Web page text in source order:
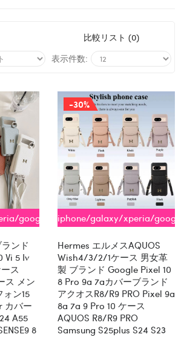
比較リスト (0)
表示件数:
google/aquos
ンド
Vi 5 Iv
ス
ス メン
ン15
カバー
A55
8
-30%
iphone/galaxy/xperia/
Hermes エルメスAQUOS
Wish4/3/2/1ケース 男女革
製 ブランド Google Pixel 10
8 Pro 9a 7aカバーブランド
アクオスR8/R9 PRO Pixel 9a
8a 7a 9 Pro 10 ケース
AQUOS R8/R9 PRO
Samsung S25plus S24 S23